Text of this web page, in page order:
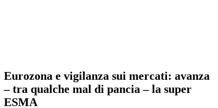
Eurozona e vigilanza sui mercati: avanza
– tra qualche mal di pancia – la super
ESMA